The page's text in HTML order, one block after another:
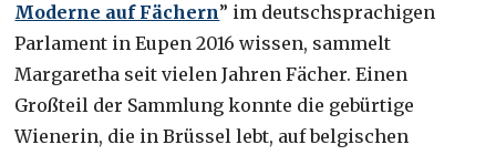
Moderne auf Fächern” im deutschsprachigen
Parlament in Eupen 2016 wissen, sammelt
Margaretha seit vielen Jahren Fächer. Einen
Großteil der Sammlung konnte die gebürtige
Wienerin, die in Brüssel lebt, auf belgischen